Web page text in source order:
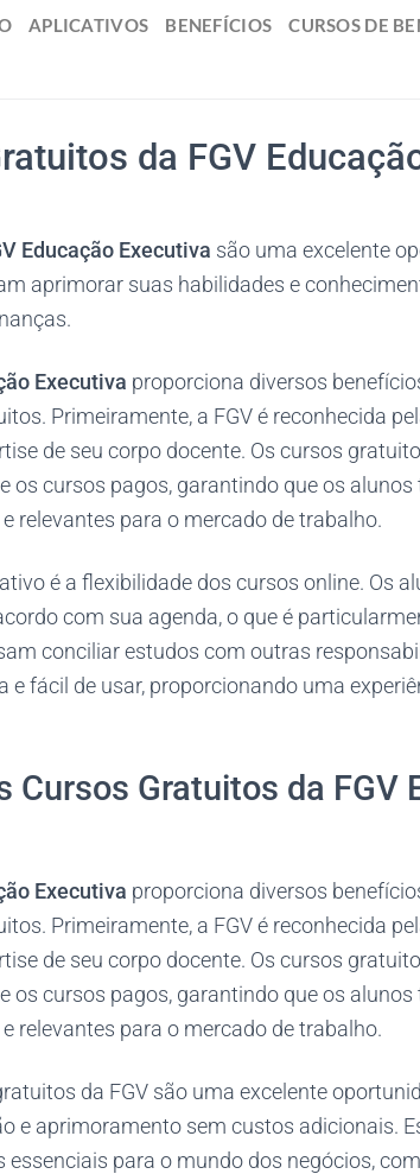
APLICATIVOS BENEFÍCIOS CURSOS DE
da FGV
Educação Executiva são uma excelente
aprimorar suas habilidades e
Executiva proporciona diversos
Primeiramente, a FGV é reconhecida
de seu corpo docente. Os cursos
os cursos pagos, garantindo que os
relevantes para o mercado de trabalho.
é a flexibilidade dos cursos online. Os
com sua agenda, o que é
conciliar estudos com outras
e fácil de usar, proporcionando uma
Cursos Gratuitos da FGV
Executiva proporciona diversos
Primeiramente, a FGV é reconhecida
de seu corpo docente. Os cursos
os cursos pagos, garantindo que os
relevantes para o mercado de trabalho.
da FGV são uma excelente
e aprimoramento sem custos adicionais.
para o mundo dos negócios,